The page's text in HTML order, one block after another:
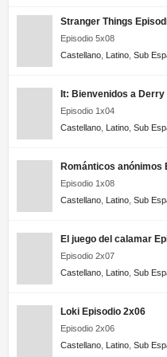
Liga de la Justicia
Liga de la Justicia
Liga de la Justicia
2 Episodio 11
2 Episodio 10
Liga de la Justicia
2 Episodio 8
2 Episodio 7
Liga de la Justicia
Stranger Things
Episodio 5x08
Castellano Latino Sub
It: Bienvenidos a
Episodio 1x04
Castellano Latino Sub
Románticos anónimos
Episodio 1x08
Castellano Latino Sub
El juego del calamar
Episodio 2x07
Castellano Latino Sub
Loki Episodio 2x06
Episodio 2x06
Castellano Latino Sub